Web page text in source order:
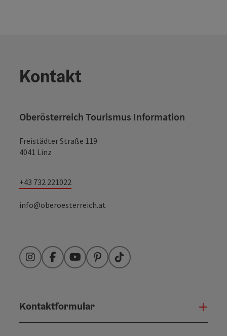
Kontakt
Oberösterreich Tourismus Information
Freistädter Straße 119
4041 Linz
+43 732 221022
info@oberoesterreich.at
InstagramFacebookYouTubePinterest
TikTok
Kontaktformular